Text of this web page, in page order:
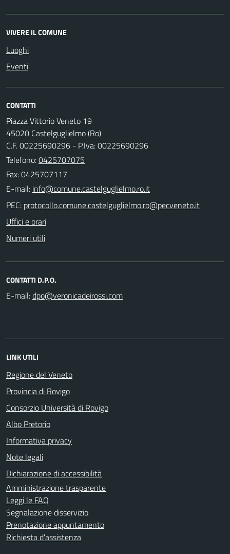
VIVERE IL COMUNE
Luoghi
Eventi
CONTATTI
Piazza Vittorio Veneto 19
45020 Castelguglielmo (Ro)
C.F. 00225690296 - P.Iva: 00225690296
Telefono:0425707075
Fax: 0425707117
E-mail:
PEC:
Uffici e orari
Numeri utili
CONTATTI D.P.O.
E-mail:
LINK UTILI
Regione del Veneto
Provincia di Rovigo
Consorzio Università di Rovigo
Albo Pretorio
Informativa privacy
Note legali
Dichiarazione di accessibilità
Amministrazione trasparente
Leggi le FAQ
Segnalazione disservizio
Prenotazione appuntamento
Richiesta d'assistenza